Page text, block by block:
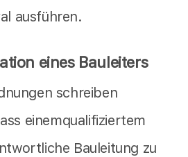
ausführen.
eines Bauleiters
schreiben
einemqualifiziertem
Bauleitung zu